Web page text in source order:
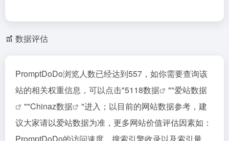
数据评估
PromptDoDo浏览人数已经达到557，如你需要查询该
站的相关权重信息，可以点击"5118数据 ""爱站数据
""Chinaz数据
"进入；以目前的网站数据参考，建
议大家请以爱站数据为准，更多网站价值评估因素如：